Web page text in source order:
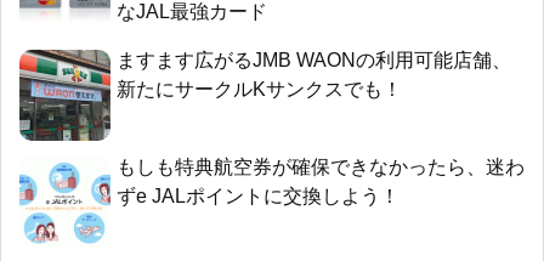
なJAL最強カード
ますます広がるJMB WAONの利用可能店舗、
新たにサークルKサンクスでも！
もしも特典航空券が確保できなかったら、迷わ
ずe JALポイントに交換しよう！